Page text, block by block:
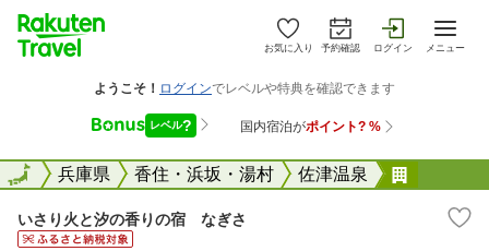
お気に入り 予約確認 ログイン メニュー
全国兵庫県 香住・浜坂・湯村 佐津温泉
全国
いさり火と汐の香りの宿 なぎさ